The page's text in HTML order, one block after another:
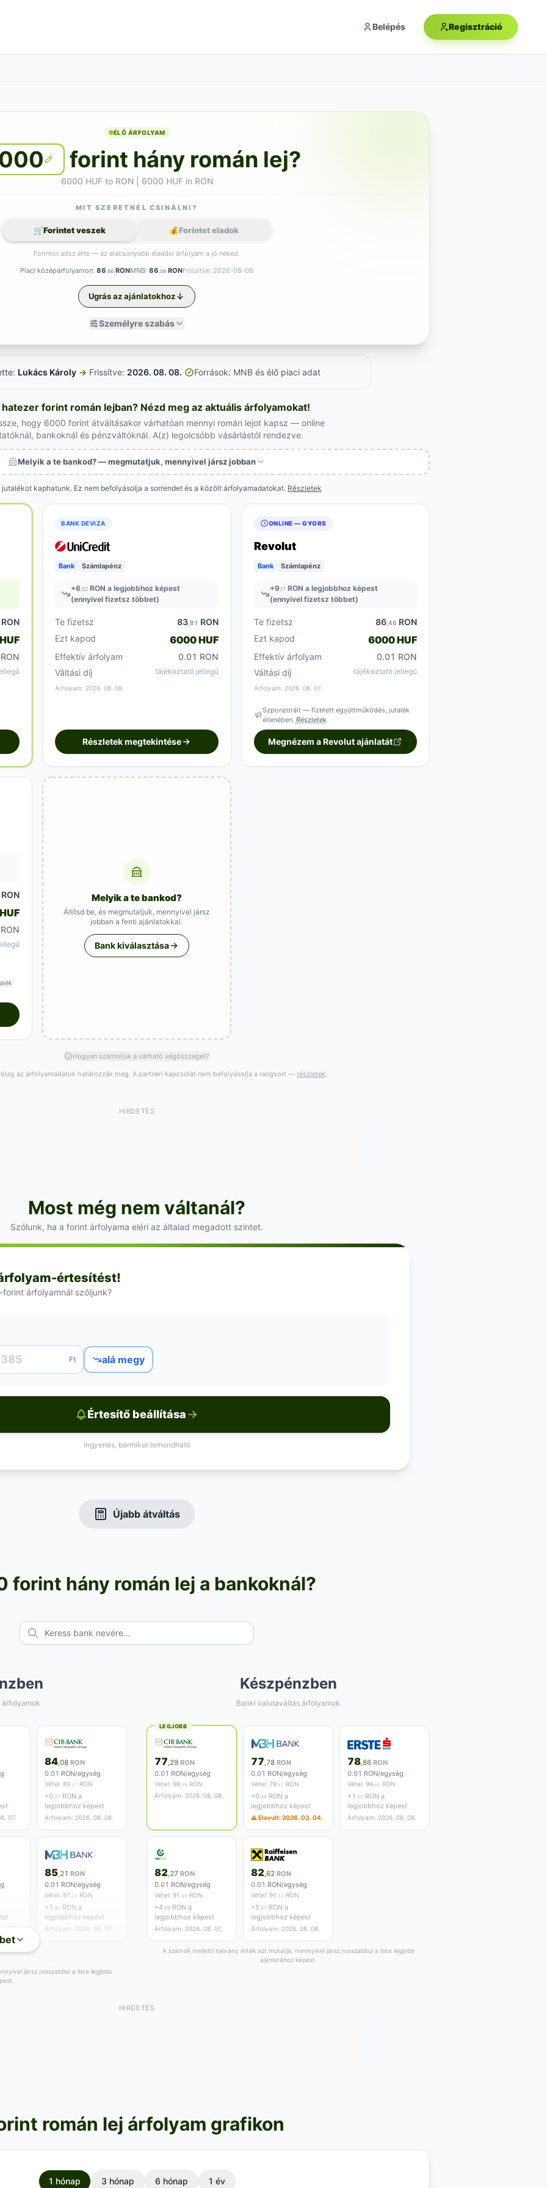
Belépés Regisztráció
ÉLŐ ÁRFOLYAM
forint hány román lej?
6000 HUF to RON | 6000 HUF in RON
Piaci középárfolyamon: 86 ,66 RONMNB: 86 ,08 RONFrissítve: 2026-08-08
Személyre szabás
MIT SZERETNÉL CSINÁLNI?
🛒Forintet veszek 💰Forintet eladok
Forintot adsz érte — az alacsonyabb eladási árfolyam a jó neked.
Ugrás az ajánlatokhoz
Lukács Károly →·Frissítve: 2026. 08. 08.· Források: MNB és élő piaci adat
forint román lejban? Nézd meg az aktuális árfolyamokat!
hogy 6000 forint átváltásakor várhatóan mennyi román lejot kapsz — online
bankoknál és pénzváltóknál. A(z) legolcsóbb vásárlástól rendezve.
Melyik a te bankod? — megmutatjuk, mennyivel jársz jobban
kaphatunk. Ez nem befolyásolja a sorrendet és a közölt árfolyamadatokat. Részletek
RON
BANK DEVIZA
Bank Számlapénz
+6 ,52 RON a legjobbhoz képest
(ennyivel fizetsz többet)
Te fizetsz 83,81 RON
Ezt kapod
6000 HUF
Effektív árfolyam
0.01 RON
Váltási díj
tájékoztató jellegű
Árfolyam: 2026. 08. 08.
Részletek megtekintése
ONLINE — GYORS
Revolut
Bank Számlapénz
+9,17RON a legjobbhoz képest
(ennyivel fizetsz többet)
Te fizetsz 86,46 RON
Ezt kapod
6000 HUF
Effektív árfolyam
0.01 RON
Váltási díj
tájékoztató jellegű
Árfolyam: 2026. 08. 07.
Szponzorált — fizetett együttműködés, jutalék
ellenében. Részletek
Megnézem a Revolut ajánlatát
RON Melyik a te bankod?
Állítsd be, és megmutatjuk, mennyivel jársz
jobban a fenti ajánlatokkal.
Bank kiválasztása
Hogyan számoljuk a várható végösszeget?
az árfolyamadatok határozzák meg. A partneri kapcsolat nem befolyásolja a rangsort — részletek
HIRDETÉS
Most még nem váltanál?
Szólunk, ha a forint árfolyama eléri az általad megadott szintet.
értesítést!
árfolyamnál szóljunk?
Ft alá megy
Értesítő beállítása
Ingyenes, bármikor lemondható
Újabb átváltás
forint hány román lej a bankoknál?
07.
84 ,08 RON
0.01 RON/egység
Vétel: 89 ,21 RON
+0 ,27 RON a
legjobbhoz képest
Árfolyam: 2026. 08. 08.
07.
85 ,21 RON
0.01 RON/egység
Vétel: 87 ,28 RON
+ 1 ,40 RON a
legjobbhoz képest
Árfolyam: 2026. 08. 07.
jársz rosszabbul a lista legjobb
Készpénzben
Banki valutaváltás árfolyamok
LEGJOBB
77 ,29 RON
0.01 RON/egység
Vétel: 98 ,38 RON
Árfolyam: 2026. 08. 08.
77 ,78 RON
0.01 RON/egység
Vétel: 79 ,67 RON
+0 ,49 RON a
legjobbhoz képest
⚠ Elavult: 2026. 03. 04.
78 ,86 RON
0.01 RON/egység
Vétel: 96 ,40 RON
+1 ,57 RON a
legjobbhoz képest
Árfolyam: 2026. 08. 08.
82 ,27 RON
0.01 RON/egység
Vétel: 91 ,49 RON
+4 ,98 RON a
legjobbhoz képest
Árfolyam: 2026. 08. 07.
82 ,62 RON
0.01 RON/egység
Vétel: 91 ,32 RON
+5 ,33 RON a
legjobbhoz képest
Árfolyam: 2026. 08. 08.
A számok melletti halvány érték azt mutatja, mennyivel jársz rosszabbul a lista legjobb
ajánlatához képest.
HIRDETÉS
román lej árfolyam grafikon
1 hónap 3 hónap 6 hónap 1 év